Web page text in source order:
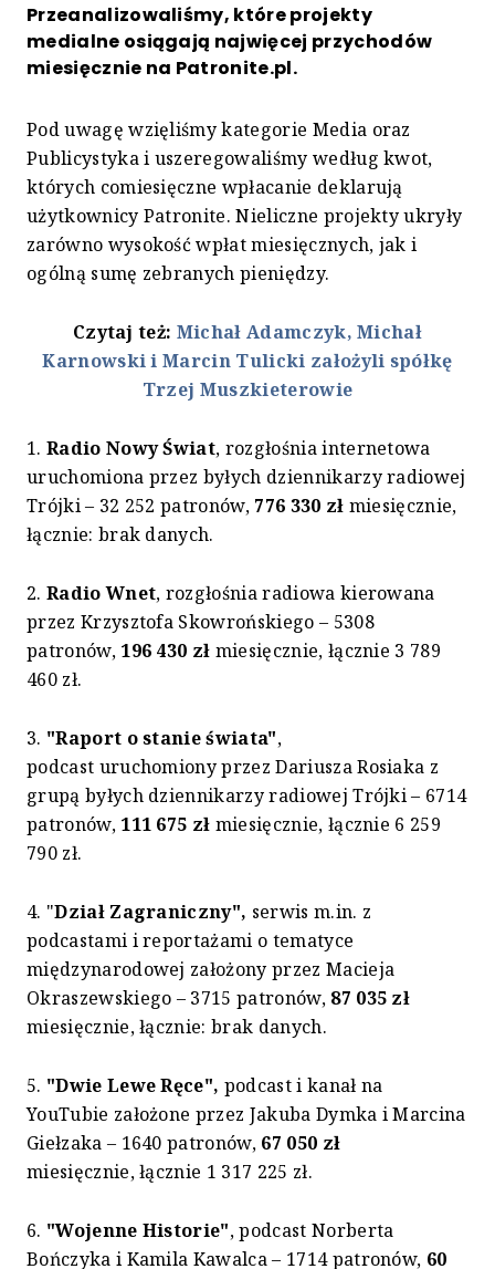
Przeanalizowaliśmy, które projekty
medialne osiągają najwięcej przychodów
miesięcznie na Patronite.pl.
Pod uwagę wzięliśmy kategorie Media oraz
Publicystyka i uszeregowaliśmy według kwot,
których comiesięczne wpłacanie deklarują
użytkownicy Patronite. Nieliczne projekty ukryły
zarówno wysokość wpłat miesięcznych, jak i
ogólną sumę zebranych pieniędzy.
Czytaj też: Michał Adamczyk, Michał
Karnowski i Marcin Tulicki założyli spółkę
Trzej Muszkieterowie
1. Radio Nowy Świat, rozgłośnia internetowa
uruchomiona przez byłych dziennikarzy radiowej
Trójki – 32 252 patronów, 776 330 zł miesięcznie,
łącznie: brak danych.
2. Radio Wnet, rozgłośnia radiowa kierowana
przez Krzysztofa Skowrońskiego – 5308
patronów, 196 430 zł miesięcznie, łącznie 3 789
460 zł.
3. "Raport o stanie świata",
podcast uruchomiony przez Dariusza Rosiaka z
grupą byłych dziennikarzy radiowej Trójki – 6714
patronów, 111 675 zł miesięcznie, łącznie 6 259
790 zł.
4. "Dział Zagraniczny", serwis m.in. z
podcastami i reportażami o tematyce
międzynarodowej założony przez Macieja
Okraszewskiego – 3715 patronów, 87 035 zł
miesięcznie, łącznie: brak danych.
5. "Dwie Lewe Ręce", podcast i kanał na
YouTubie założone przez Jakuba Dymka i Marcina
Giełzaka – 1640 patronów, 67 050 zł
miesięcznie, łącznie 1 317 225 zł.
6. "Wojenne Historie", podcast Norberta
Bończyka i Kamila Kawalca – 1714 patronów, 60